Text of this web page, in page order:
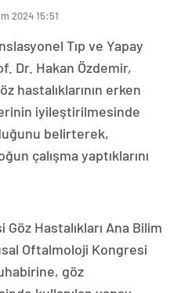
2024 15:51
Tıp ve Yapay
Dr. Hakan Özdemir,
hastalıklarının erken
iyileştirilmesinde
belirterek,
çalışma yaptıklarını
Hastalıkları Ana Bilim
Oftalmoloji Kongresi
göz